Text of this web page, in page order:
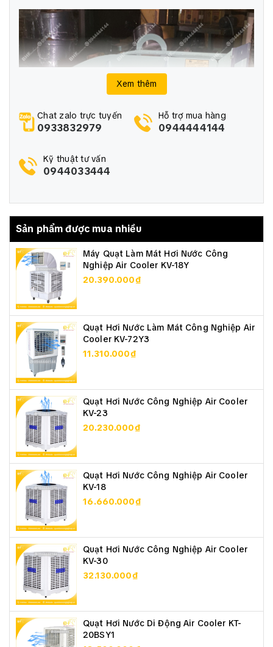
Xem thêm
Chat zalo trực tuyến
0933832979
Hỗ trợ mua hàng
0944444144
Kỹ thuật tư vấn
0944033444
Sản phẩm được mua nhiều
Máy Quạt Làm Mát Hơi Nước Công
Nghiệp Air Cooler KV-18Y
20.390.000₫
Quạt Hơi Nước Làm Mát Công Nghiệp Air
Cooler KV-72Y3
11.310.000₫
Quạt Hơi Nước Công Nghiệp Air Cooler
KV-23
20.230.000₫
Quạt Hơi Nước Công Nghiệp Air Cooler
KV-18
16.660.000₫
Quạt Hơi Nước Công Nghiệp Air Cooler
KV-30
32.130.000₫
Quạt Hơi Nước Di Động Air Cooler KT-
20BSY1